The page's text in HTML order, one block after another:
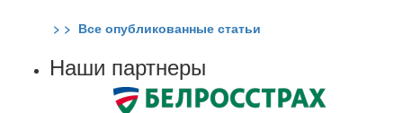
> > Все опубликованные статьи
Наши партнеры